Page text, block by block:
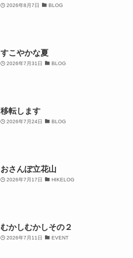
2026年8月7日 BLOG
すこやかな夏
2026年7月31日 BLOG
移転します
2026年7月24日 BLOG
おさんぽ立花山
2026年7月17日 HIKELOG
むかしむかしその２
2026年7月11日 EVENT